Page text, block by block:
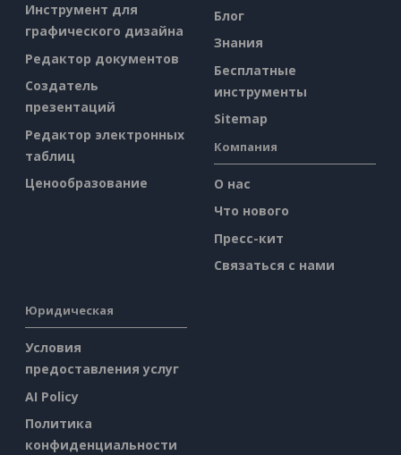
Инструмент для
графического дизайна
Редактор документов
Создатель
презентаций
Редактор электронных
таблиц
Ценообразование
Блог
Знания
Бесплатные
инструменты
Sitemap
Компания
О нас
Что нового
Пресс-кит
Связаться с нами
Юридическая
Условия
предоставления услуг
AI Policy
Политика
конфиденциальности